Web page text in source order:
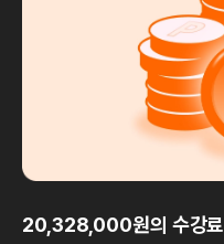
20,328,000원의 수강료